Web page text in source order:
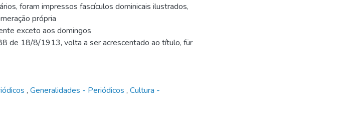
foram impressos fascículos dominicais ilustrados,
própria
exceto aos domingos
de 18/8/1913, volta a ser acrescentado ao título, für
, Generalidades - Periódicos , Cultura -